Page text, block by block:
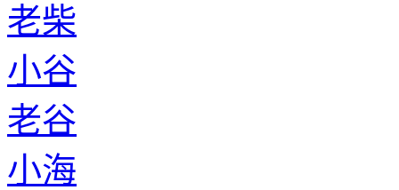
老柴
小谷
老谷
小海